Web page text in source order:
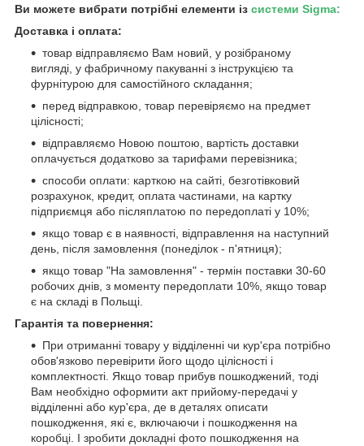
Ви можете вибрати потрібні елементи із системи Sigma:
Доставка і оплата:
товар відправляємо Вам новий, у розібраному
вигляді, у фабричному пакуванні з інструкцією та
фурнітурою для самостійного складання;
перед відправкою, товар перевіряємо на предмет
цілісності;
відправляємо Новою поштою, вартість доставки
оплачується додатково за тарифами перевізника;
способи оплати: карткою на сайті, безготівковий
розрахунок, кредит, оплата частинами, на картку
підприємця або післяплатою по передоплаті у 10%;
якщо товар є в наявності, відправлення на наступний
день, після замовлення (понеділок - п'ятниця);
якщо товар "На замовлення" - термін поставки 30-60
робочих днів, з моменту передоплати 10%, якщо товар
є на складі в Польщі.
Гарантія та повернення:
При отриманні товару у відділенні чи кур'єра потрібно
обов'язково перевірити його щодо цілісності і
комплектності. Якщо товар прибув пошкоджений, тоді
Вам необхідно оформити акт прийому-передачі у
відділенні або кур'єра, де в деталях описати
пошкодження, які є, включаючи і пошкодження на
коробці. І зробити докладні фото пошкодження на